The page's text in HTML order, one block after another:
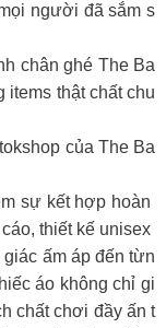
người đã sắm s
chân ghé The Ba
items thật chất chu
của The Ba
sự kết hợp hoàn
thiết kế unisex
ấm áp đến từn
áo không chỉ gi
chất chơi đầy ấn t